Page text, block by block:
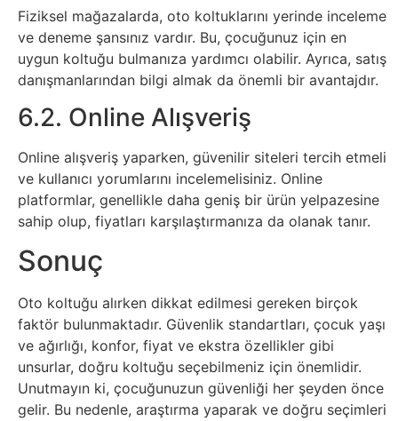
Fiziksel mağazalarda, oto koltuklarını yerinde inceleme
ve deneme şansınız vardır. Bu, çocuğunuz için en
uygun koltuğu bulmanıza yardımcı olabilir. Ayrıca, satış
danışmanlarından bilgi almak da önemli bir avantajdır.
6.2. Online Alışveriş
Online alışveriş yaparken, güvenilir siteleri tercih etmeli
ve kullanıcı yorumlarını incelemelisiniz. Online
platformlar, genellikle daha geniş bir ürün yelpazesine
sahip olup, fiyatları karşılaştırmanıza da olanak tanır.
Sonuç
Oto koltuğu alırken dikkat edilmesi gereken birçok
faktör bulunmaktadır. Güvenlik standartları, çocuk yaşı
ve ağırlığı, konfor, fiyat ve ekstra özellikler gibi
unsurlar, doğru koltuğu seçebilmeniz için önemlidir.
Unutmayın ki, çocuğunuzun güvenliği her şeyden önce
gelir. Bu nedenle, araştırma yaparak ve doğru seçimleri